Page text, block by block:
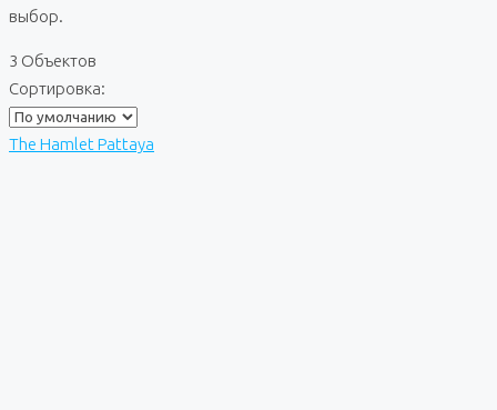
выбор.
3 Объектов
Сортировка:
The Hamlet Pattaya